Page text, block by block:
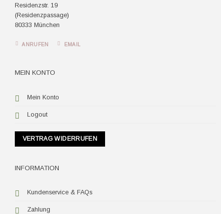
Residenzstr. 19
(Residenzpassage)
80333 München
ANRUFEN EMAIL
MEIN KONTO
Mein Konto
Logout
VERTRAG WIDERRUFEN
INFORMATION
Kundenservice & FAQs
Zahlung